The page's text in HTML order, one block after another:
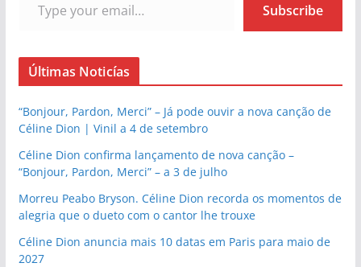
Subscribe
Últimas Noticías
“Bonjour, Pardon, Merci” – Já pode ouvir a nova canção de
Céline Dion | Vinil a 4 de setembro
Céline Dion confirma lançamento de nova canção –
“Bonjour, Pardon, Merci” – a 3 de julho
Morreu Peabo Bryson. Céline Dion recorda os momentos de
alegria que o dueto com o cantor lhe trouxe
Céline Dion anuncia mais 10 datas em Paris para maio de
2027